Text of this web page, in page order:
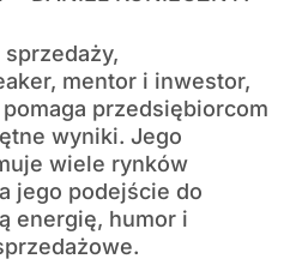
mentor i inwestor,
przedsiębiorcom
wyniki. Jego
wiele rynków
jego podejście do
energię, humor i